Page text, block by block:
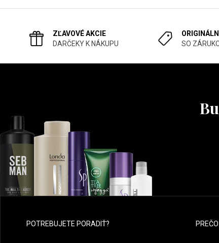
ZĽAVOVÉ AKCIE
DARČEKY K NÁKUPU
SO
POTREBUJETE PORADIŤ?